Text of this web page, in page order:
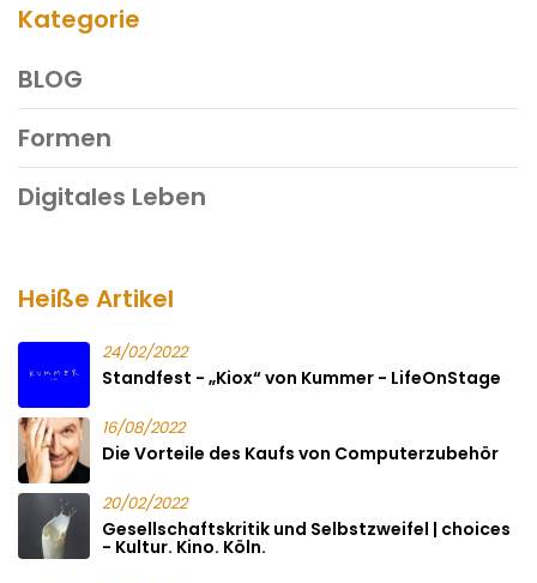
Kategorie
BLOG
Formen
Digitales Leben
Heiße Artikel
24/02/2022
Standfest - „Kiox“ von Kummer - LifeOnStage
16/08/2022
Die Vorteile des Kaufs von Computerzubehör
20/02/2022
Gesellschaftskritik und Selbstzweifel | choices
- Kultur. Kino. Köln.